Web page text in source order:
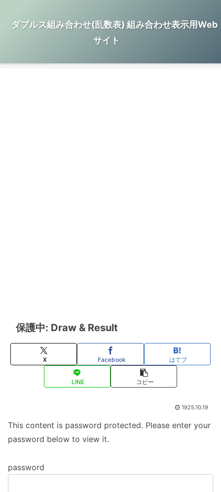
ダブルス組み合わせ(乱数表) 組み合わせ表示用Web
サイト
保護中: Draw & Result
X Facebook はてブ
LINE コピー
1925.10.19
This content is password protected. Please enter your
password below to view it.
password